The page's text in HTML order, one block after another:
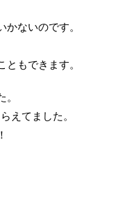
ないのです。
もできます。
えてました。